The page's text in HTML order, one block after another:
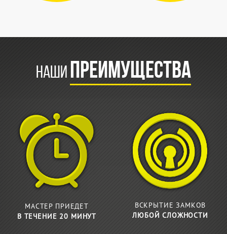
НАШИ ПРЕИМУЩЕСТВА
МАСТЕР ПРИЕДЕТ
В ТЕЧЕНИЕ 20 МИНУТ
ВСКРЫТИЕ ЗАМКОВ
ЛЮБОЙ СЛОЖНОСТИ